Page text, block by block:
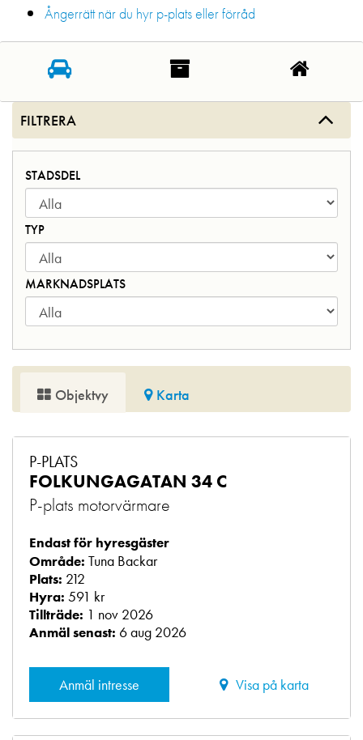
Ångerrätt när du hyr p-plats eller förråd
FILTRERA
STADSDEL
TYP
MARKNADSPLATS
Objektvy Karta
P-PLATS
FOLKUNGAGATAN 34 C
P-plats motorvärmare
Endast för hyresgäster
Område: Tuna Backar
Plats: 212
Hyra: 591 kr
Tillträde: 1 nov 2026
Anmäl senast: 6 aug 2026
Anmäl intresse Visa på karta